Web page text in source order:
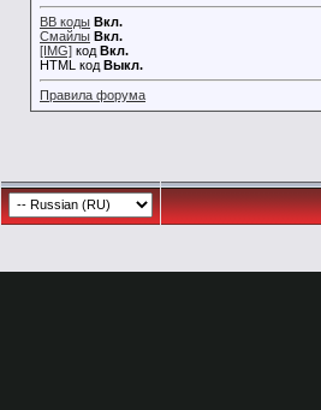
BB коды Вкл.
Смайлы Вкл.
[IMG] код Вкл.
HTML код Выкл.
Правила форума